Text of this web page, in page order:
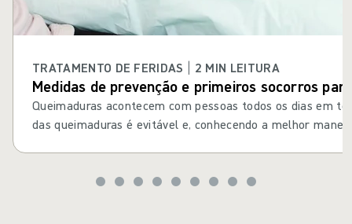
TRATAMENTO DE FERIDAS | 2 MIN LEITURA
Medidas de prevenção e primeiros socorros
Queimaduras acontecem com pessoas todos os dias em
das queimaduras é evitável e, conhecendo a melhor